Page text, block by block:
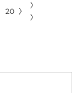
20 〉
〉
〉